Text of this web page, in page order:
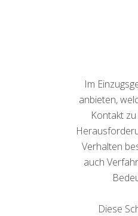
Im
anbieten,
Kontakt
Verhalten
auch
Diese